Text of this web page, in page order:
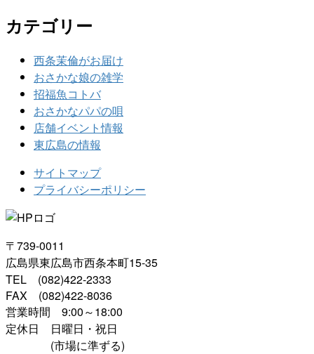
カテゴリー
西条茉倫がお届け
おさかな娘の雑学
招福魚コトバ
おさかなパパの唄
店舗イベント情報
東広島の情報
サイトマップ
プライバシーポリシー
〒739-0011
広島県東広島市西条本町15-35
TEL (082)422-2333
FAX (082)422-8036
営業時間 9:00～18:00
定休日 日曜日・祝日
(市場に準ずる)